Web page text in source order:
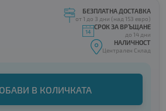
БЕЗПЛАТНА ДОСТАВКА
от 1 до 3 дни (над 153 евро)
СРОК ЗА ВРЪЩАНЕ
до 14 дни
НАЛИЧНОСТ
Централен Склад
В КОЛИЧКАТА